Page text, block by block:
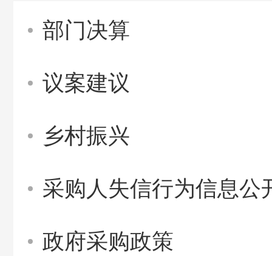
部门决算
议案建议
乡村振兴
采购人失信行为信息公
政府采购政策